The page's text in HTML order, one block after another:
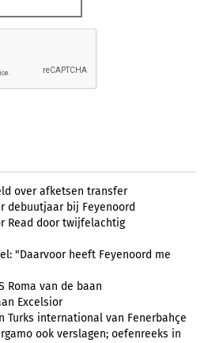
over afketsen transfer
debuutjaar bij Feyenoord
Read door twijfelachtig
"Daarvoor heeft Feyenoord me
Roma van de baan
Excelsior
Turks international van Fenerbahçe
ook verslagen; oefenreeks in